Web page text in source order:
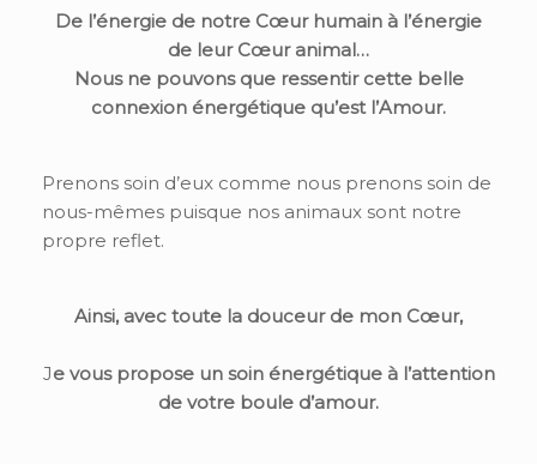
De l’énergie de notre Cœur humain à l’énergie
de leur Cœur animal…
Nous ne pouvons que ressentir cette belle
connexion énergétique qu’est l’Amour.
Prenons soin d’eux comme nous prenons soin de
nous-mêmes puisque nos animaux sont notre
propre reflet.
Ainsi, avec toute la douceur de mon Cœur,
Je vous propose un soin énergétique à l’attention
de votre boule d’amour.